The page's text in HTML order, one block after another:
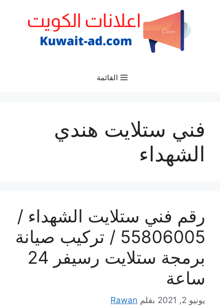
القائمة
فني ستلايت هندي
الشهداء
رقم فني ستلايت الشهداء /
55806005 / تركيب صيانة
برمجة ستلايت رسيفر 24
ساعة
يونيو 2, 2021 بقلم Rawan